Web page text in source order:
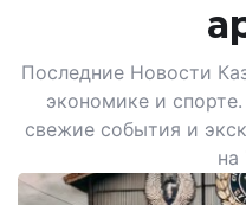
Последние Новости
экономике и
свежие события и
на